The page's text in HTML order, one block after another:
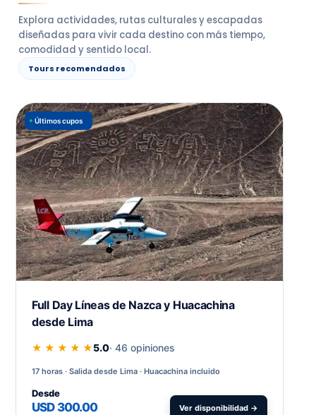
Explora actividades, rutas culturales y escapadas
diseñadas para vivir cada destino con más tiempo,
comodidad y sentido local.
Tours recomendados
Últimos cupos
Full Day Líneas de Nazca y Huacachina
desde Lima
★ ★ ★ ★ ★5.0· 46 opiniones
17 horas Salida desde Lima · Huacachina incluido
Desde
USD 300.00 Ver disponibilidad →